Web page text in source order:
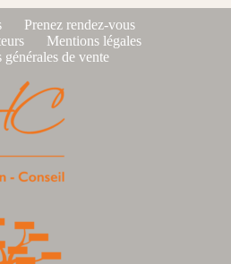
Prenez rendez-vous
Mentions légales
de vente